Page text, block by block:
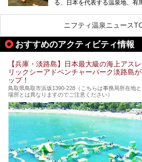
る、日本を代表する温泉地、有
有名な「金泉」と「銀泉」に加
める、ある意味「最強」ともい
今回は自慢のお湯をメインにそ
ニフティ温泉ニュース
おすすめのアクティビティ情報
【兵庫・淡路島】日本最大級の海上アス
リックシーアドベンチャーパーク淡路島
ップ！
鳥取県鳥取市浜坂1390‐228（こちらは事務局所在地
場所とは異なりますのでご注意ください）